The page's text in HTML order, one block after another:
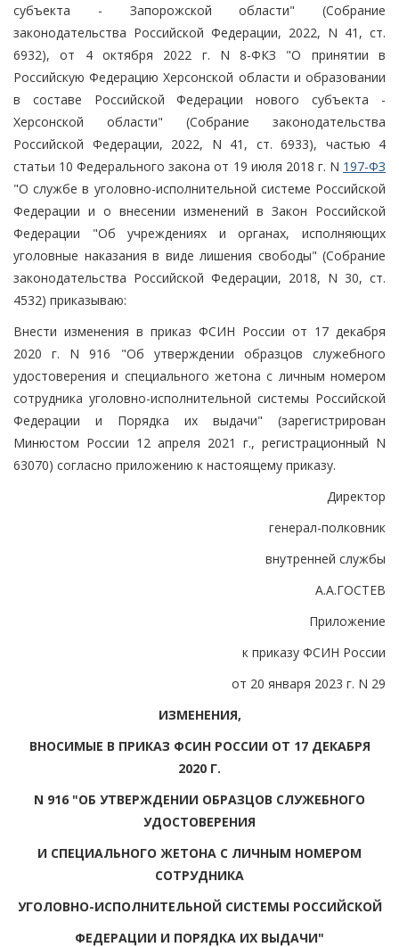
субъекта - Запорожской области" (Собрание
законодательства Российской Федерации, 2022, N 41, ст.
6932), от 4 октября 2022 г. N 8-ФКЗ "О принятии в
Российскую Федерацию Херсонской области и образовании
в составе Российской Федерации нового субъекта -
Херсонской области" (Собрание законодательства
Российской Федерации, 2022, N 41, ст. 6933), частью 4
статьи 10 Федерального закона от 19 июля 2018 г. N 197-ФЗ
"О службе в уголовно-исполнительной системе Российской
Федерации и о внесении изменений в Закон Российской
Федерации "Об учреждениях и органах, исполняющих
уголовные наказания в виде лишения свободы" (Собрание
законодательства Российской Федерации, 2018, N 30, ст.
4532) приказываю:
Внести изменения в приказ ФСИН России от 17 декабря
2020 г. N 916 "Об утверждении образцов служебного
удостоверения и специального жетона с личным номером
сотрудника уголовно-исполнительной системы Российской
Федерации и Порядка их выдачи" (зарегистрирован
Минюстом России 12 апреля 2021 г., регистрационный N
63070) согласно приложению к настоящему приказу.
Директор
генерал-полковник
внутренней службы
А.А.ГОСТЕВ
Приложение
к приказу ФСИН России
от 20 января 2023 г. N 29
ИЗМЕНЕНИЯ,
ВНОСИМЫЕ В ПРИКАЗ ФСИН РОССИИ ОТ 17 ДЕКАБРЯ
2020 Г.
N 916 "ОБ УТВЕРЖДЕНИИ ОБРАЗЦОВ СЛУЖЕБНОГО
УДОСТОВЕРЕНИЯ
И СПЕЦИАЛЬНОГО ЖЕТОНА С ЛИЧНЫМ НОМЕРОМ
СОТРУДНИКА
УГОЛОВНО-ИСПОЛНИТЕЛЬНОЙ СИСТЕМЫ РОССИЙСКОЙ
ФЕДЕРАЦИИ И ПОРЯДКА ИХ ВЫДАЧИ"